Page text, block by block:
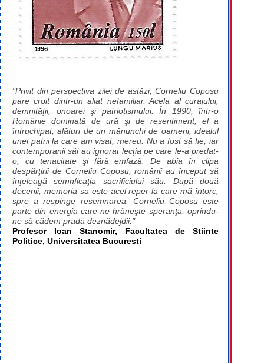
"Privit din perspectiva zilei de astăzi, Corneliu Coposu
pare croit dintr-un aliat nefamiliar. Acela al curajului,
demnităţii, onoarei şi patriotismului. În 1990, într-o
Românie dominată de ură şi de resentiment, el a
întruchipat, alături de un mănunchi de oameni, idealul
unei patrii la care am visat, mereu. Nu a fost să fie, iar
contemporanii săi au ignorat lecţia pe care le-a predat-
o, cu tenacitate şi fără emfază. De abia în clipa
despărţirii de Corneliu Coposu, românii au început să
înţeleagă semnficaţia sacrificiului său. După două
decenii, memoria sa este acel reper la care mă întorc,
spre a respinge resemnarea. Corneliu Coposu este
parte din energia care ne hrăneşte speranţa, oprindu-
ne să cădem pradă deznădejdii."
Profesor Ioan Stanomir, Facultatea de Stiinte
Politice, Universitatea Bucuresti